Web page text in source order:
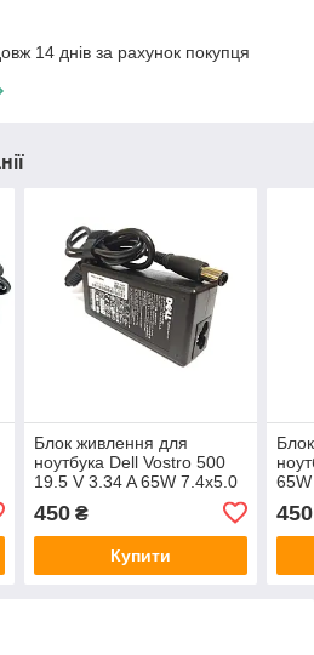
14 днів за рахунок покупця
Блок живлення для
ноутбука Dell Vostro 500
19.5 V 3.34 A 65W 7.4x5.0
450₴
Купити
450